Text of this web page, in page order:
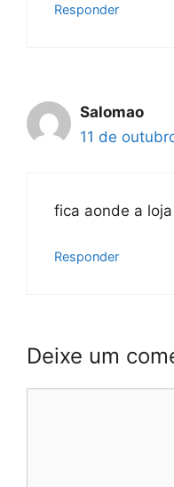
Responder
Salomao
11 de
fica aonde a loja
Responder
Deixe um